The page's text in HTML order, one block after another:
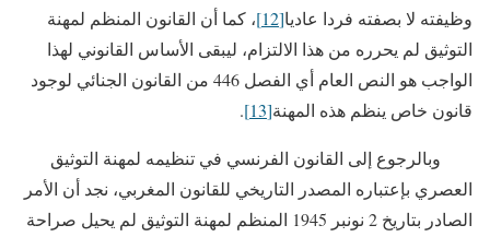
وظيفته لا بصفته فردا عاديا[12]
، كما أن القانون المنظم لمهنة
التوثيق لم يحرره من هذا الالتزام، ليبقى الأساس القانوني لهذا
الواجب هو النص العام أي الفصل 446 من القانون الجنائي لوجود
قانون خاص ينظم هذه المهنة[13]
.
وبالرجوع إلى القانون الفرنسي في تنظيمه لمهنة التوثيق
العصري بإعتباره المصدر التاريخي للقانون المغربي، نجد أن الأمر
الصادر بتاريخ 2 نونبر 1945 المنظم لمهنة التوثيق لم يحيل صراحة